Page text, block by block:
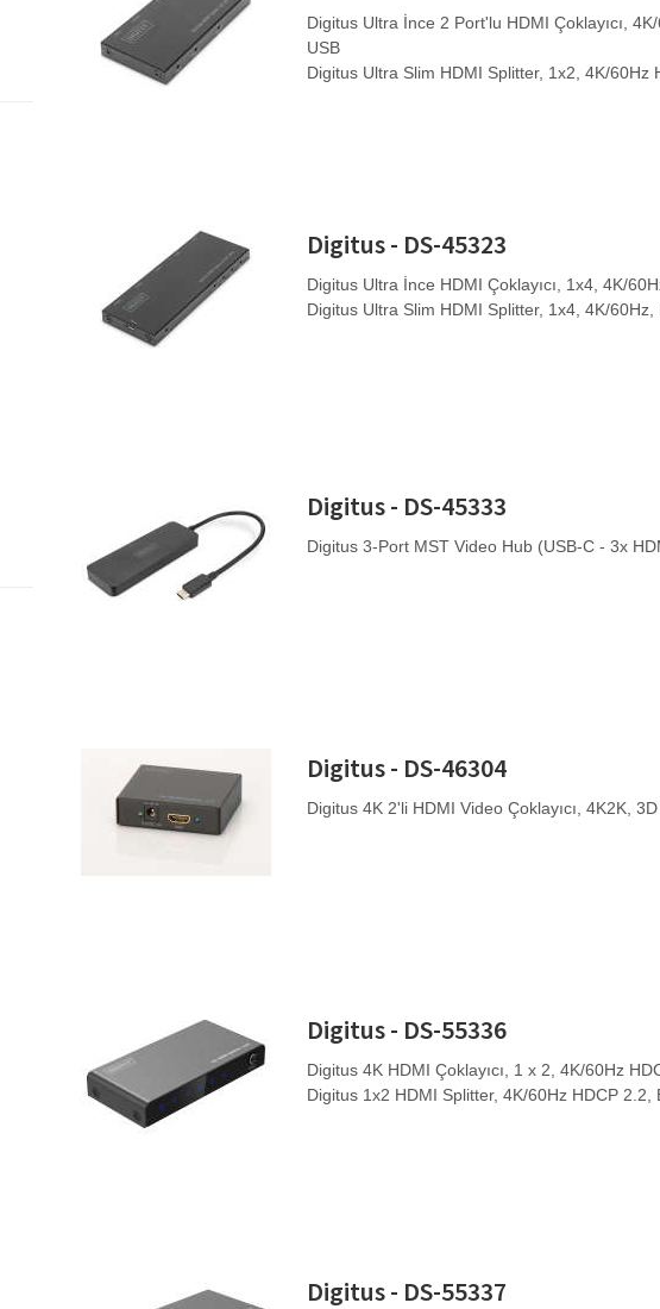
Digitus Ultra İnce 2 Port'lu HDMI Çoklayıcı,
USB
Digitus Ultra Slim HDMI Splitter, 1x2, 4K/
Digitus - DS-45323
Digitus Ultra İnce HDMI Çoklayıcı, 1x4, 4K/
Digitus Ultra Slim HDMI Splitter, 1x4, 4K/
Digitus - DS-45333
Digitus 3-Port MST Video Hub (USB-C - 3x
Digitus - DS-46304
Digitus 4K 2'li HDMI Video Çoklayıcı, 4K2K,
Digitus - DS-55336
Digitus 4K HDMI Çoklayıcı, 1 x 2, 4K/60Hz
Digitus 1x2 HDMI Splitter, 4K/60Hz HDCP 2.2,
Digitus - DS-55337